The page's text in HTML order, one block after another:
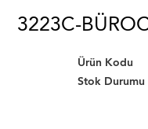
3223C-
Ürün Kodu
Stok Durumu